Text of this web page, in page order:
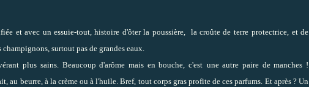
et avec un essuie-tout, histoire d'ôter la poussière, la croûte de terre protectrice, et de
surtout pas de grandes eaux.
plus sains. Beaucoup d'arôme mais en bouche, c'est une autre paire de manches !
au beurre, à la crème ou à l'huile. Bref, tout corps gras profite de ces parfums. Et après ? Un